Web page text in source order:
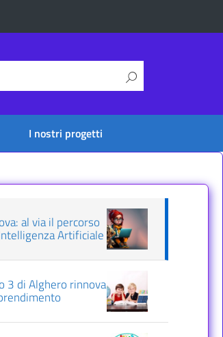
I nostri progetti
al via il percorso
Artificiale
3 di Alghero rinnova